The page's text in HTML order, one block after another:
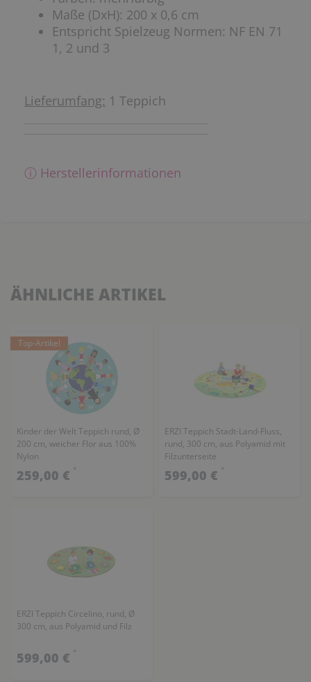
Maße (DxH): 200 x 0,6 cm
Entspricht Spielzeug Normen: NF EN 71
1, 2 und 3
Lieferumfang: 1 Teppich
ⓘ Herstellerinformationen
ÄHNLICHE ARTIKEL
Top-Artikel
Kinder der Welt Teppich rund, Ø
200 cm, weicher Flor aus 100%
Nylon
259,00 € *
ERZI Teppich Stadt-Land-Fluss,
rund, 300 cm, aus Polyamid mit
Filzunterseite
599,00 € *
ERZI Teppich Circelino, rund, Ø
300 cm, aus Polyamid und Filz
599,00 € *